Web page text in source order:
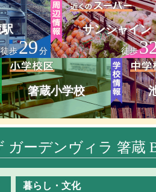
徒歩29分
サンシャイン
徒歩
箸蔵小学校
ガーデンヴィラ 箸蔵
暮らし・文化